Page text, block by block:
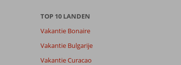
TOP 10 LANDEN
Vakantie Bonaire
Vakantie Bulgarije
Vakantie Curacao